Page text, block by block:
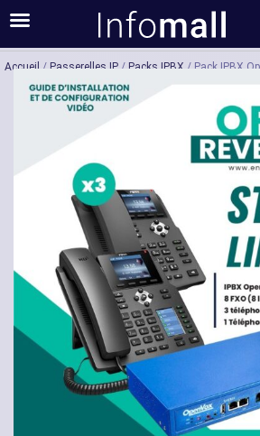
Acheter Description
Accueil / Passerelles IP / Packs IPBX / Pack IPBX